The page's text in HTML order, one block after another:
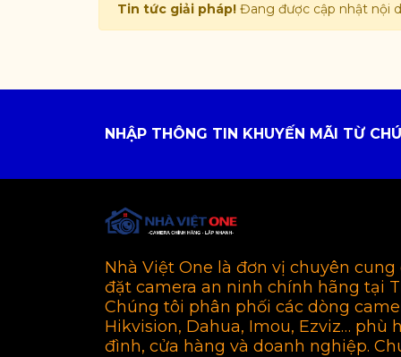
Tin tức giải pháp!Đang được cập nhật nội
NHẬP THÔNG TIN KHUYẾN MÃI TỪ
Nhà Việt One là đơn vị chuyên cung
đặt camera an ninh chính hãng tại
Chúng tôi phân phối các dòng
Hikvision, Dahua, Imou, Ezviz… phù
đình, cửa hàng và doanh nghiệp.